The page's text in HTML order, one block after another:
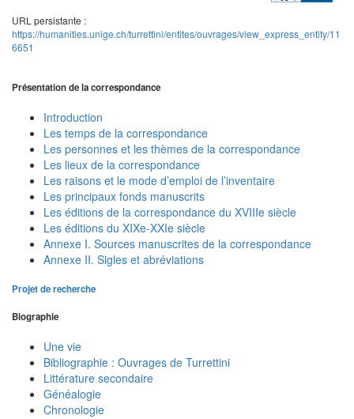
URL persistante :
https://humanities.unige.ch/turrettini/entites/ouvrages/view_express_entity/11
6651
Présentation de la correspondance
Introduction
Les temps de la correspondance
Les personnes et les thèmes de la correspondance
Les lieux de la correspondance
Les raisons et le mode d’emploi de l’inventaire
Les principaux fonds manuscrits
Les éditions de la correspondance du XVIIIe siècle
Les éditions du XIXe-XXIe siècle
Annexe I. Sources manuscrites de la correspondance
Annexe II. Sigles et abréviations
Projet de recherche
Biographie
Une vie
Bibliographie : Ouvrages de Turrettini
Littérature secondaire
Généalogie
Chronologie